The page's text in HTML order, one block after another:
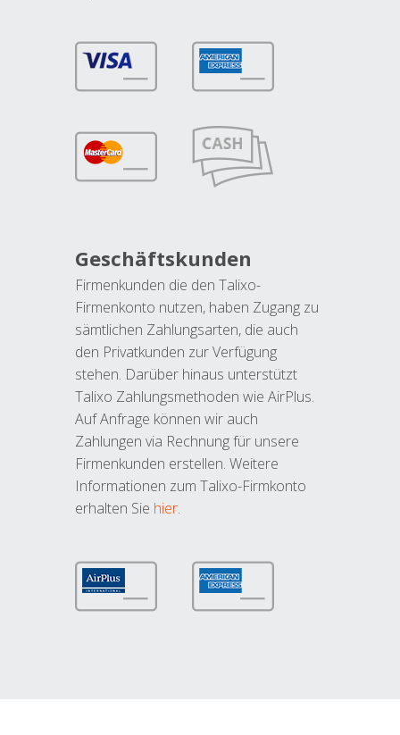
Geschäftskunden
Firmenkunden die den Talixo-
Firmenkonto nutzen, haben Zugang zu
sämtlichen Zahlungsarten, die auch
den Privatkunden zur Verfügung
stehen. Darüber hinaus unterstützt
Talixo Zahlungsmethoden wie AirPlus.
Auf Anfrage können wir auch
Zahlungen via Rechnung für unsere
Firmenkunden erstellen. Weitere
Informationen zum Talixo-Firmkonto
erhalten Sie hier.